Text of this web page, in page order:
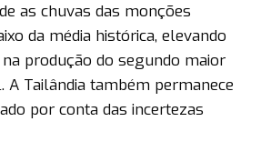
as chuvas das monções
da média histórica, elevando
produção do segundo maior
A Tailândia também permanece
por conta das incertezas